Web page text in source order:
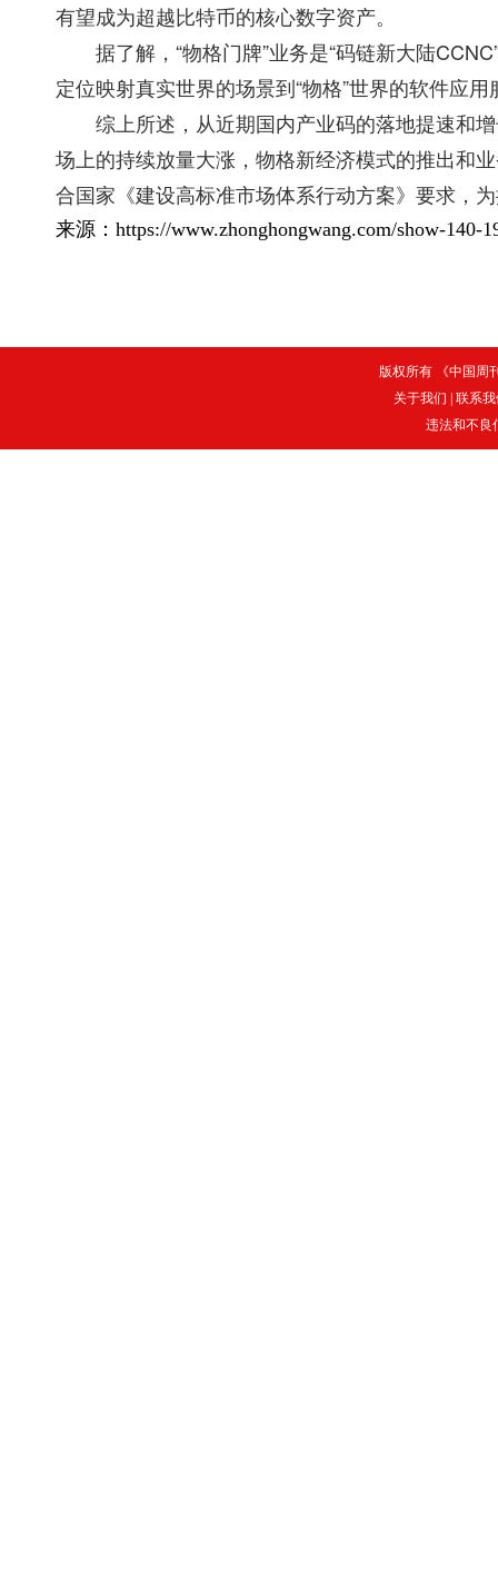
有望成为超越比特币的核心数字资产。
据了解，“物格门牌”业务是“码链新大陆
定位映射真实世界的场景到“物格”世界的软件应用
综上所述，从近期国内产业码的落地提速和增
场上的持续放量大涨，物格新经济模式的推出和
合国家《建设高标准市场体系行动方案》要求，
来源：https://www.zhonghongwang.com/show-140-
版权所有 《中国周
关于我们
联系
违法和不良